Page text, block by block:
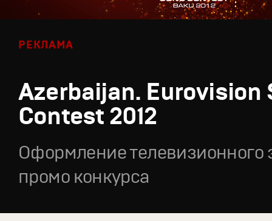
РЕКЛАМА
Azerbaijan. Eurovision
Contest 2012
Оформление телевизионного
промо конкурса